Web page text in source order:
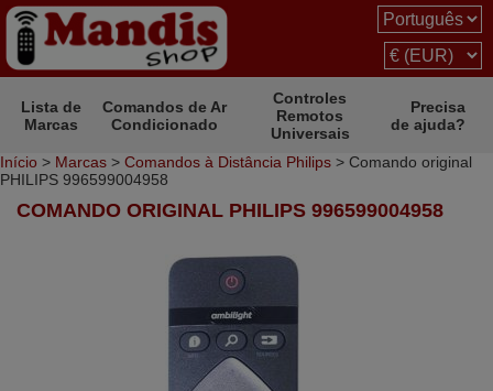
Lista de
Marcas
Comandos de Ar
Condicionado
Controles
Remotos
Universais
Precisa
de ajuda?
Início > Marcas > Comandos à Distância Philips > Comando original
PHILIPS 996599004958
COMANDO ORIGINAL PHILIPS 996599004958